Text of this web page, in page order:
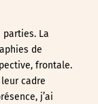
La
de
frontale.
cadre
j’ai